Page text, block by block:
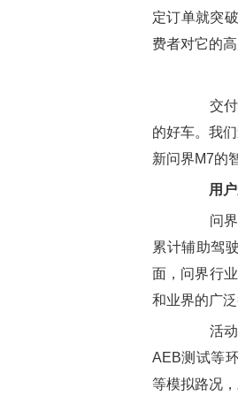
定订单就突
费者对它的高
交付现
的好车。我
新问界M7的
用
问界凭
累计辅助驾
面，问界行
和业界的广泛
活动现
AEB测试等
等模拟路况